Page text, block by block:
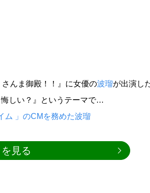
んま御殿！！』に女優の波瑠が出演し
しい？』というテーマで…
ム 」のCMを務めた波瑠
見る